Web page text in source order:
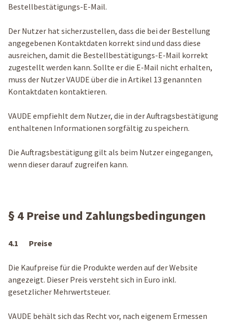
Bestellbestätigungs-E-Mail.
Der Nutzer hat sicherzustellen, dass die bei der Bestellung
angegebenen Kontaktdaten korrekt sind und dass diese
ausreichen, damit die Bestellbestätigungs-E-Mail korrekt
zugestellt werden kann. Sollte er die E-Mail nicht erhalten,
muss der Nutzer VAUDE über die in Artikel 13 genannten
Kontaktdaten kontaktieren.
VAUDE empfiehlt dem Nutzer, die in der Auftragsbestätigung
enthaltenen Informationen sorgfältig zu speichern.
Die Auftragsbestätigung gilt als beim Nutzer eingegangen,
wenn dieser darauf zugreifen kann.
§ 4 Preise und Zahlungsbedingungen
4.1 Preise
Die Kaufpreise für die Produkte werden auf der Website
angezeigt. Dieser Preis versteht sich in Euro inkl.
gesetzlicher Mehrwertsteuer.
VAUDE behält sich das Recht vor, nach eigenem Ermessen